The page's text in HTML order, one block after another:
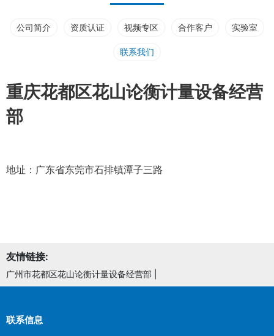
公司简介 资质认证 视频专区 合作客户 实验室
联系我们
重庆花都区花山论衡计量设备经营
部
地址：广东省东莞市石排镇潭子三路
友情链接:
广州市花都区花山论衡计量设备经营部
联系信息